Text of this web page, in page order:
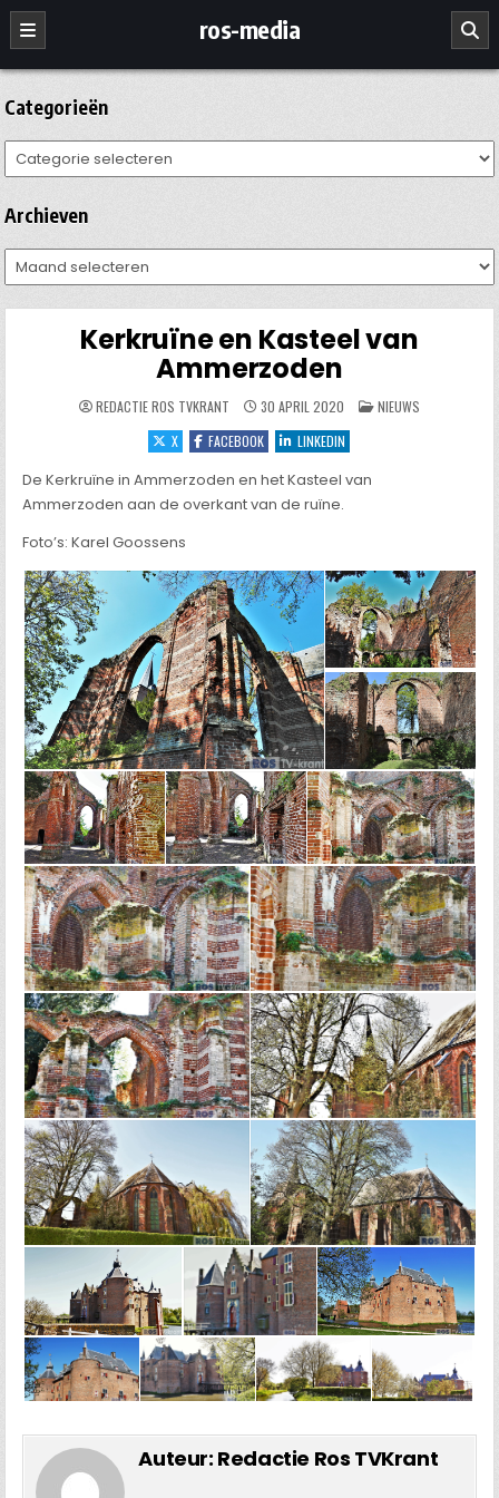
Ga
naar
de
inhoud
ros-media
Categorieën
Categorieën
Archieven
Archieven
Kerkruïne en Kasteel van
Ammerzoden
REDACTIE ROS TVKRANT 30 APRIL 2020 GEPLAATST
IN
NIEUWS
X
FACEBOOK LINKEDIN
De Kerkruïne in Ammerzoden en het Kasteel van
Ammerzoden aan de overkant van de ruïne.
Foto’s: Karel Goossens
Auteur: Redactie Ros TVKrant